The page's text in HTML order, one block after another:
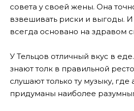
совета у своей жены. Она
взвешивать риски и выгоды.
всегда основано на здравом
У Тельцов отличный вкус в
знают толк в правильной
слушают только ту музыку, где
придуманы наиболее